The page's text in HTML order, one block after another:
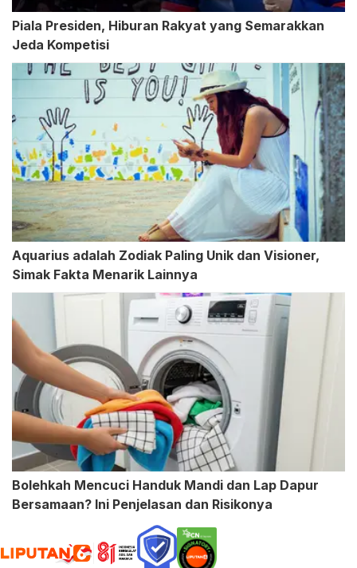
Piala Presiden, Hiburan Rakyat yang Semarakkan
Jeda Kompetisi
Aquarius adalah Zodiak Paling Unik dan Visioner,
Simak Fakta Menarik Lainnya
Bolehkah Mencuci Handuk Mandi dan Lap Dapur
Bersamaan? Ini Penjelasan dan Risikonya